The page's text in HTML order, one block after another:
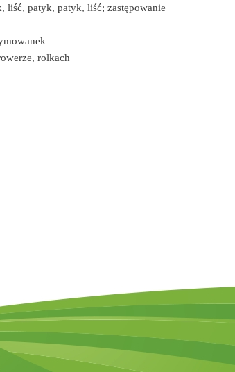
liść, patyk, patyk, liść; zastępowanie
rolkach